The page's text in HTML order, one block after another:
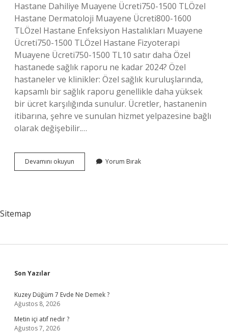
Hastane Dahiliye Muayene Ücreti750-1500 TLÖzel
Hastane Dermatoloji Muayene Ücreti800-1600
TLÖzel Hastane Enfeksiyon Hastalıkları Muayene
Ücreti750-1500 TLÖzel Hastane Fizyoterapi
Muayene Ücreti750-1500 TL10 satır daha Özel
hastanede sağlık raporu ne kadar 2024? Özel
hastaneler ve klinikler: Özel sağlık kuruluşlarında,
kapsamlı bir sağlık raporu genellikle daha yüksek
bir ücret karşılığında sunulur. Ücretler, hastanenin
itibarına, şehre ve sunulan hizmet yelpazesine bağlı
olarak değişebilir.…
Devamını okuyun
Hastane
Yorum Bırak
Sitemap
Sidebar
Son Yazılar
Kuzey Düğüm 7 Evde Ne Demek ?
Ağustos 8, 2026
Metin içi atıf nedir ?
Ağustos 7, 2026